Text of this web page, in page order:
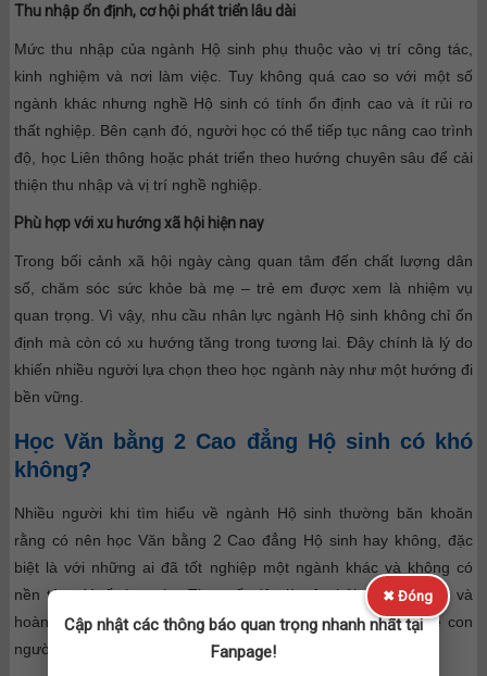
Thu nhập ổn định, cơ hội phát triển lâu dài
Mức thu nhập của ngành Hộ sinh phụ thuộc vào vị trí công tác,
kinh nghiệm và nơi làm việc. Tuy không quá cao so với một số
ngành khác nhưng nghề Hộ sinh có tính ổn định cao và ít rủi ro
thất nghiệp. Bên cạnh đó, người học có thể tiếp tục nâng cao trình
độ, học Liên thông hoặc phát triển theo hướng chuyên sâu để cải
thiện thu nhập và vị trí nghề nghiệp.
Phù hợp với xu hướng xã hội hiện nay
Trong bối cảnh xã hội ngày càng quan tâm đến chất lượng dân
số, chăm sóc sức khỏe bà mẹ – trẻ em được xem là nhiệm vụ
quan trọng. Vì vậy, nhu cầu nhân lực ngành Hộ sinh không chỉ ổn
định mà còn có xu hướng tăng trong tương lai. Đây chính là lý do
khiến nhiều người lựa chọn theo học ngành này như một hướng đi
bền vững.
Học Văn bằng 2 Cao đẳng Hộ sinh có khó
không?
Nhiều người khi tìm hiểu về ngành Hộ sinh thường băn khoăn
rằng có nên học Văn bằng 2 Cao đẳng Hộ sinh hay không, đặc
biệt là với những ai đã tốt nghiệp một ngành khác và không có
nền tảng Y tế từ trước. Thực tế, đây là câu hỏi rất phổ biến và
hoàn toàn dễ hiểu bởi ngành Hộ sinh gắn liền với sức khỏe con
người, đòi hỏi tính chính xác, cẩn trọng và chuyên môn cao.
✖ Đóng
Cập nhật các thông báo quan trọng nhanh nhất tại
Fanpage!